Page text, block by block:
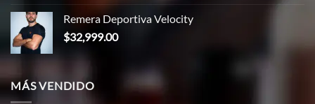
original
era:
actual
es:
Remera Deportiva Velocity
$32,999.00
MÁS VENDIDO